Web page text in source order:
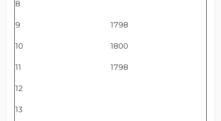
8
9 1798
10 1800
11 1798
12
13